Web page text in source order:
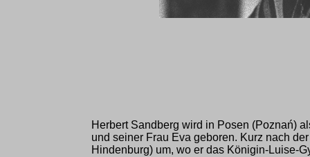
Herbert Sandberg wird in Posen (Poznań)
und seiner Frau Eva geboren. Kurz nach
Hindenburg) um, wo er das Königin-Luise-